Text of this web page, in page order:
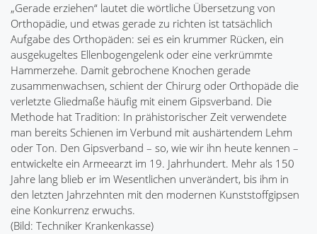
„Gerade erziehen“ lautet die wörtliche Übersetzung von
Orthopädie, und etwas gerade zu richten ist tatsächlich
Aufgabe des Orthopäden: sei es ein krummer Rücken, ein
ausgekugeltes Ellenbogengelenk oder eine verkrümmte
Hammerzehe. Damit gebrochene Knochen gerade
zusammenwachsen, schient der Chirurg oder Orthopäde die
verletzte Gliedmaße häufig mit einem Gipsverband. Die
Methode hat Tradition: In prähistorischer Zeit verwendete
man bereits Schienen im Verbund mit aushärtendem Lehm
oder Ton. Den Gipsverband – so, wie wir ihn heute kennen –
entwickelte ein Armeearzt im 19. Jahrhundert. Mehr als 150
Jahre lang blieb er im Wesentlichen unverändert, bis ihm in
den letzten Jahrzehnten mit den modernen Kunststoffgipsen
eine Konkurrenz erwuchs.
(Bild: Techniker Krankenkasse)